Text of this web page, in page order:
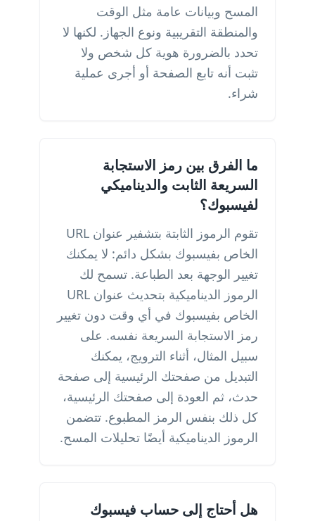
المسح وبيانات عامة مثل الوقت
والمنطقة التقريبية ونوع الجهاز. لكنها لا
تحدد بالضرورة هوية كل شخص ولا
تثبت أنه تابع الصفحة أو أجرى عملية
شراء.
ما الفرق بين رمز الاستجابة
السريعة الثابت والديناميكي
لفيسبوك؟
تقوم الرموز الثابتة بتشفير عنوان URL
الخاص بفيسبوك بشكل دائم: لا يمكنك
تغيير الوجهة بعد الطباعة. تسمح لك
الرموز الديناميكية بتحديث عنوان URL
الخاص بفيسبوك في أي وقت دون تغيير
رمز الاستجابة السريعة نفسه. على
سبيل المثال، أثناء الترويج، يمكنك
التبديل من صفحتك الرئيسية إلى صفحة
حدث، ثم العودة إلى صفحتك الرئيسية،
كل ذلك بنفس الرمز المطبوع. تتضمن
الرموز الديناميكية أيضًا تحليلات المسح.
هل أحتاج إلى حساب فيسبوك